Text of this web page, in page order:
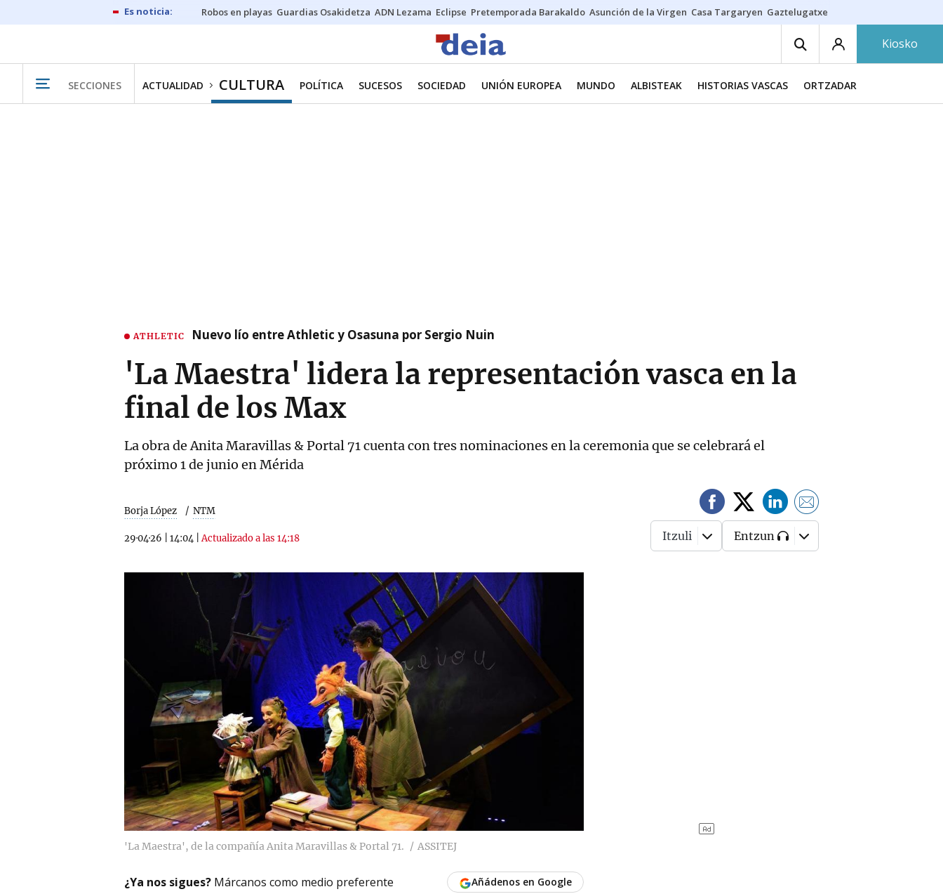
Robos en playas Guardias Osakidetza ADN Lezama Eclipse Pretemporada Barakaldo Asunción de la Virgen Casa Targaryen Gaztelugatxe
Kiosko
SECCIONES ACTUALIDAD CULTURA POLÍTICA SUCESOS SOCIEDAD UNIÓN EUROPEA MUNDO ALBISTEAK HISTORIAS VASCAS ORTZADAR
ATHLETIC Nuevo lío entre Athletic y Osasuna por Sergio Nuin
'La Maestra' lidera la representación vasca en la
final de los Max
La obra de Anita Maravillas & Portal 71 cuenta con tres nominaciones en la ceremonia que se celebrará el
próximo 1 de junio en Mérida
Borja López NTM
29·04·26 14:04 |Actualizado a las 14:18 Itzuli Entzun
'La Maestra', de la compañía Anita Maravillas & Portal 71. ASSITEJ
¿Ya nos sigues? Márcanos como medio preferente Añádenos en Google